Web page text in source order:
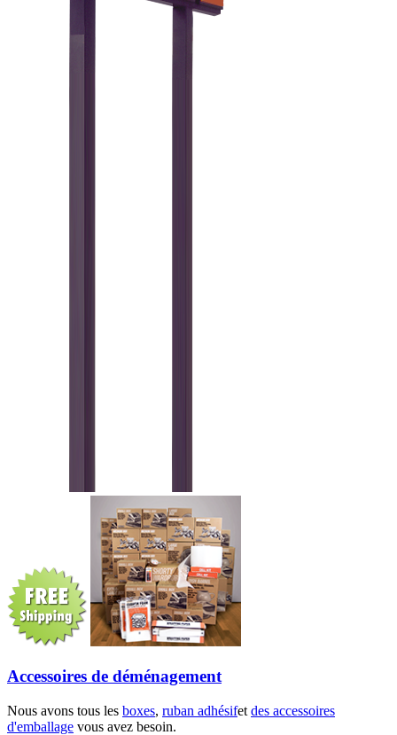
Accessoires de déménagement
Nous avons tous les boxes, ruban adhésifet des accessoires
d'emballage vous avez besoin.